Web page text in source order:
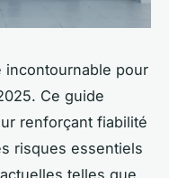
incontournable pour
Ce guide
renforçant fiabilité
risques essentiels
telles que